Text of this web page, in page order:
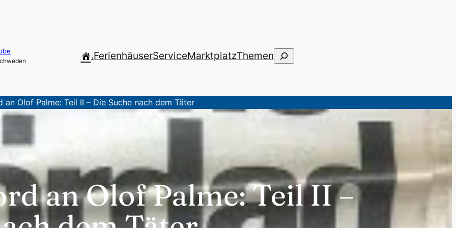
.FerienhäuserServiceMarktplatzThemenSuchen
an Olof Palme: Teil II – Die Suche nach dem Täter
an Olof Palme: Teil II –